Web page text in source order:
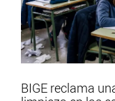
BIGE reclama